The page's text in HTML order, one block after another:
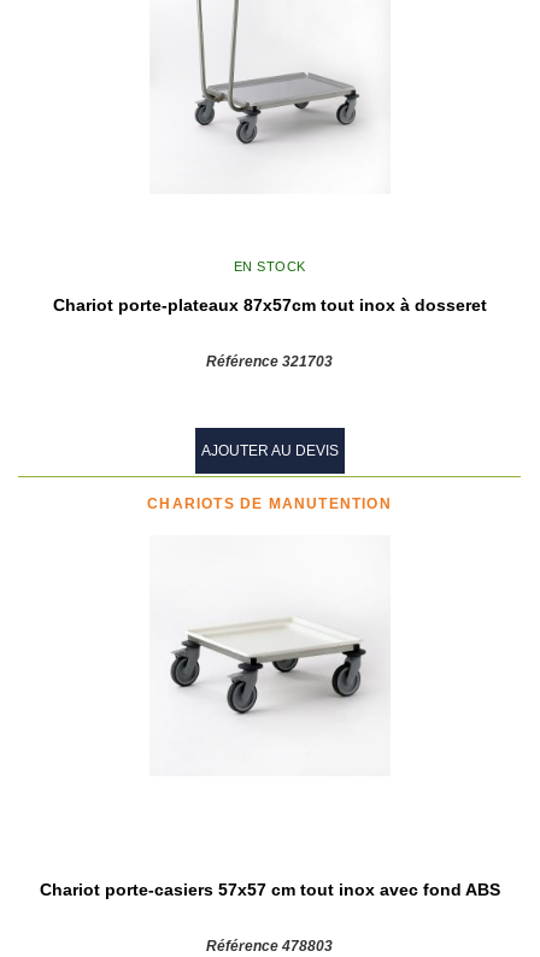
EN STOCK
Chariot porte-plateaux 87x57cm tout inox à dosseret
Référence 321703
AJOUTER AU DEVIS
CHARIOTS DE MANUTENTION
Chariot porte-casiers 57x57 cm tout inox avec fond ABS
Référence 478803